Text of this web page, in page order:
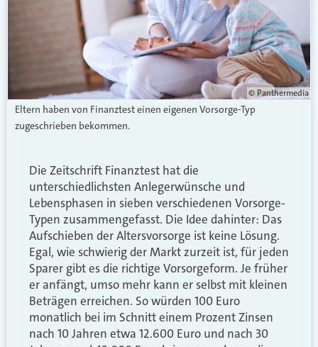
© Panthermedia
Eltern haben von Finanztest einen eigenen Vorsorge-Typ
zugeschrieben bekommen.
Die Zeitschrift Finanztest hat die
unterschiedlichsten Anlegerwünsche und
Lebensphasen in sieben verschiedenen Vorsorge-
Typen zusammengefasst. Die Idee dahinter: Das
Aufschieben der Altersvorsorge ist keine Lösung.
Egal, wie schwierig der Markt zurzeit ist, für jeden
Sparer gibt es die richtige Vorsorgeform. Je früher
er anfängt, umso mehr kann er selbst mit kleinen
Beträgen erreichen. So würden 100 Euro
monatlich bei im Schnitt einem Prozent Zinsen
nach 10 Jahren etwa 12.600 Euro und nach 30